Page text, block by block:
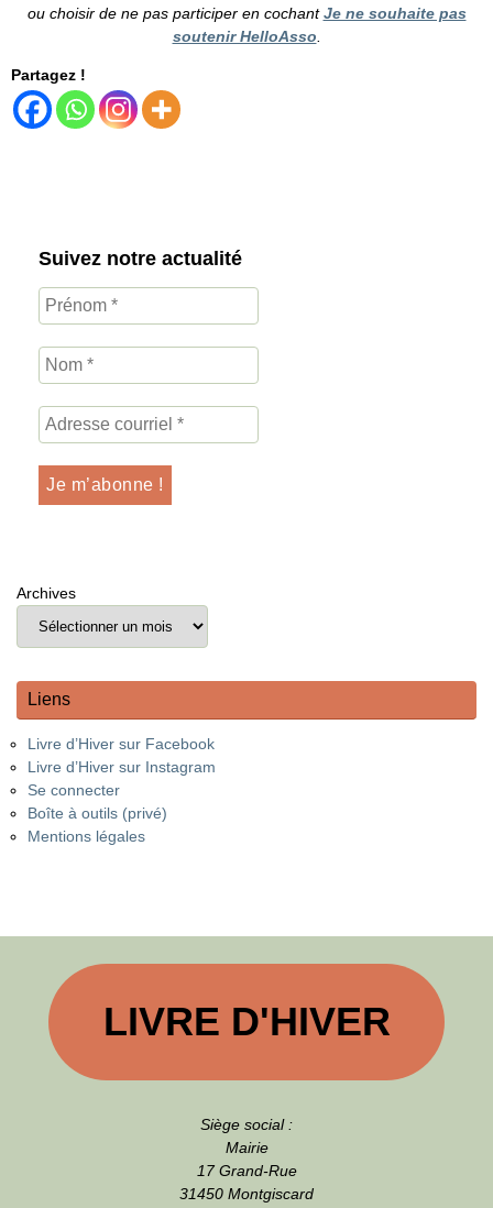
ou choisir de ne pas participer en cochantJe ne souhaite pas
soutenir HelloAsso
Partagez !
Suivez notre actualité
Archives
Liens
Livre d’Hiver sur Facebook
Livre d’Hiver sur Instagram
Se connecter
Boîte à outils (privé)
Mentions légales
LIVRE D'HIVER
Siège social :
Mairie
17 Grand-Rue
31450 Montgiscard